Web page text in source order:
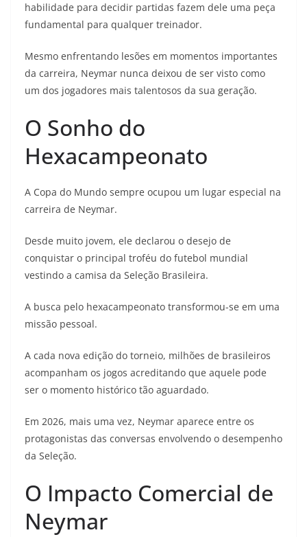
habilidade para decidir partidas fazem dele uma peça
fundamental para qualquer treinador.
Mesmo enfrentando lesões em momentos importantes
da carreira, Neymar nunca deixou de ser visto como
um dos jogadores mais talentosos da sua geração.
O Sonho do
Hexacampeonato
A Copa do Mundo sempre ocupou um lugar especial na
carreira de Neymar.
Desde muito jovem, ele declarou o desejo de
conquistar o principal troféu do futebol mundial
vestindo a camisa da Seleção Brasileira.
A busca pelo hexacampeonato transformou-se em uma
missão pessoal.
A cada nova edição do torneio, milhões de brasileiros
acompanham os jogos acreditando que aquele pode
ser o momento histórico tão aguardado.
Em 2026, mais uma vez, Neymar aparece entre os
protagonistas das conversas envolvendo o desempenho
da Seleção.
O Impacto Comercial de
Neymar